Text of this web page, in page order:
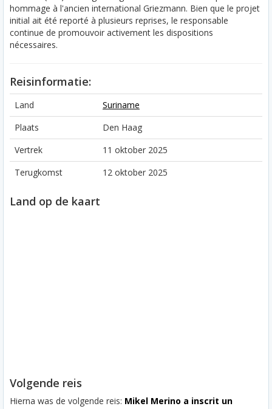
hommage à l'ancien international Griezmann. Bien que le projet
initial ait été reporté à plusieurs reprises, le responsable
continue de promouvoir activement les dispositions
nécessaires.
Reisinformatie:
Land
Suriname
Plaats
Den Haag
Vertrek
11 oktober 2025
Terugkomst
12 oktober 2025
Land op de kaart
Volgende reis
Hierna was de volgende reis: Mikel Merino a inscrit un